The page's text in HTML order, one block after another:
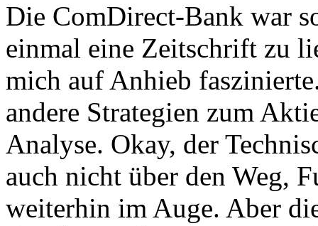
Die ComDirect-Bank war
einmal eine Zeitschrift zu
mich auf Anhieb
andere Strategien zum
Analyse. Okay, der
auch nicht über den Weg,
weiterhin im Auge. Aber